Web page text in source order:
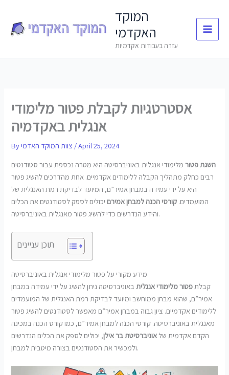
content
המוקד
האקדמי
עזרה בעבודות אקדמיות
אסטרטגיות לקבלת פטור מלימודי
אנגלית באקדמיה
By /April 25, 2024
השגת פטורמלימודי אנגלית באוניברסיטה היא מטרה נכספת עבור סטודנטים
רבים כחלק מתהליך הקבלה ללימודים אקדמיים. אחת מהדרכים להשיג פטור
היא על ידי עמידה במבחן אמיר”ם, המיועד לבדיקת רמת האנגלית של
המועמדים. קורסי הכנה למבחן אמירם יכולים לספק לסטודנטים את הכלים
והידע הנדרשים כדי להשיג פטור מאנגלית באוניברסיטה.
תוכן עניינים
מידע מקורי על פטור מלימודי אנגלית באוניברסיטה
קבלתפטור מלימודי אנגליתבאוניברסיטה ניתן להשיג על ידי עמידה במבחן
אמיר”ם, שהוא מבחן ממוחשב ומיועד לבדיקת רמת האנגלית של המועמדים
ללימודים אקדמיים. ציון גבוה במבחן אמיר”ם מאפשר לסטודנטים להשיג פטור
מאנגלית באוניברסיטה. קורסי הכנה למבחן אמיר”ם, כמו קורס הכנה במכינה
הקדם אקדמית שלאוניברסיטת בר אילן, יכולים לספק את הכלים הנדרשים
ולמכשיר את הסטודנטים בצורה מיטבית למבחן.